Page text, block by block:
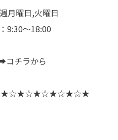
月曜日,火曜日
9:30～18:00
コチラから